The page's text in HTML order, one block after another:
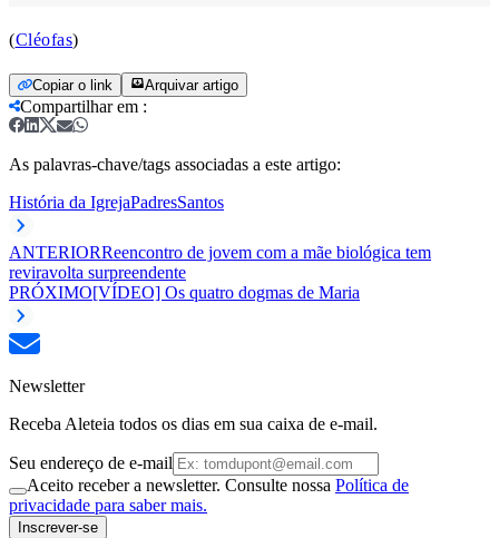
(Cléofas)
Copiar o link Arquivar artigo
Compartilhar em :
As palavras-chave/tags associadas a este artigo:
História da IgrejaPadresSantos
ANTERIORReencontro de jovem com a mãe biológica tem
reviravolta surpreendente
PRÓXIMO[VÍDEO] Os quatro dogmas de Maria
Newsletter
Receba Aleteia todos os dias em sua caixa de e-mail.
Seu endereço de e-mail
Aceito receber a newsletter. Consulte nossa Política de
privacidade para saber mais.
Inscrever-se